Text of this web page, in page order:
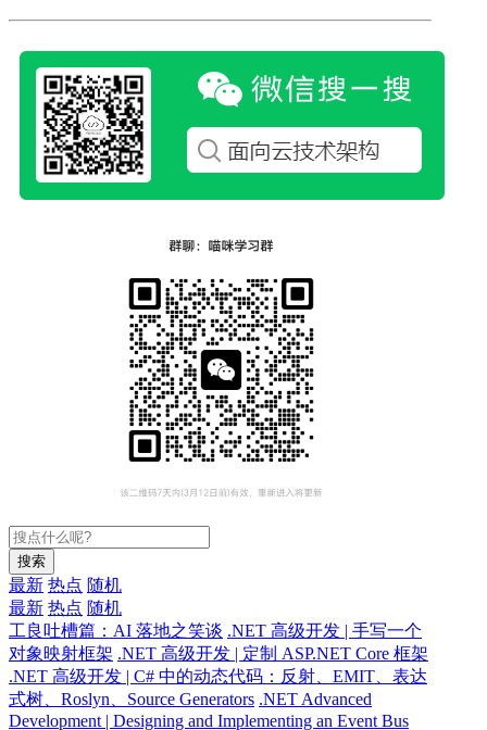
搜索
最新 热点 随机
最新 热点 随机
工良吐槽篇：AI 落地之笑谈 .NET 高级开发 | 手写一个
对象映射框架 .NET 高级开发 | 定制 ASP.NET Core 框架
.NET 高级开发 | C# 中的动态代码：反射、EMIT、表达
式树、Roslyn、Source Generators .NET Advanced
Development | Designing and Implementing an Event Bus